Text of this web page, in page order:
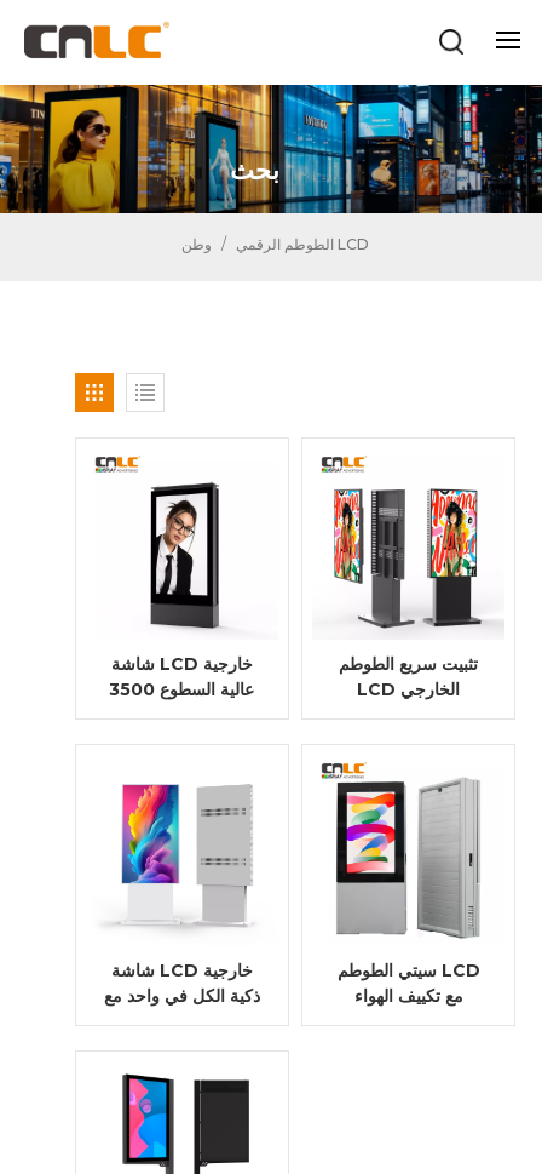
بحث
وطن / الطوطم الرقمي LCD
شاشة LCD خارجية
عالية السطوع 3500
شمعة مع هيكل من
الألومنيوم وتبديد
تثبيت سريع الطوطم
LCD الخارجي
لمشاريع المدينة الذكية
| IP66 و IK10
شاشة LCD خارجية
ذكية الكل في واحد مع
إطار ضيق للغاية
سيتي الطوطم LCD
مع تكييف الهواء